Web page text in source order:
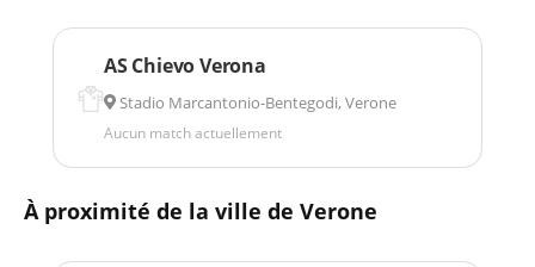
AS Chievo Verona
Stadio Marcantonio-Bentegodi, Verone
Aucun match actuellement
À proximité de la ville de Verone